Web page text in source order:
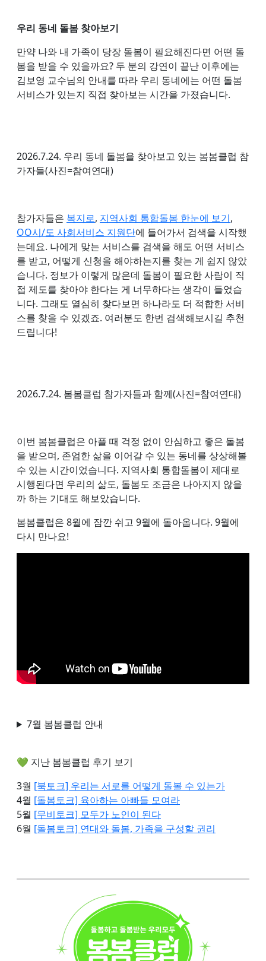
우리 동네 돌봄 찾아보기
만약 나와 내 가족이 당장 돌봄이 필요해진다면 어떤 돌
봄을 받을 수 있을까요? 두 분의 강연이 끝난 이후에는
김보영 교수님의 안내를 따라 우리 동네에는 어떤 돌봄
서비스가 있는지 직접 찾아보는 시간을 가졌습니다.
2026.7.24. 우리 동네 돌봄을 찾아보고 있는 봄봄클럽 참
가자들(사진=참여연대)
참가자들은 복지로, 지역사회 통합돌봄 한눈에 보기,
OO시/도 사회서비스 지원단에 들어가서 검색을 시작했
는데요. 나에게 맞는 서비스를 검색을 해도 어떤 서비스
를 받고, 어떻게 신청을 해야하는지를 찾는 게 쉽지 않았
습니다. 정보가 이렇게 많은데 돌봄이 필요한 사람이 직
접 제도를 찾아야 한다는 게 너무하다는 생각이 들었습
니다. 그래도 열심히 찾다보면 하나라도 더 적합한 서비
스를 찾을 수 있겠죠. 여러분도 한번 검색해보시길 추천
드립니다!
2026.7.24. 봄봄클럽 참가자들과 함께(사진=참여연대)
이번 봄봄클럽은 아플 때 걱정 없이 안심하고 좋은 돌봄
을 받으며, 존엄한 삶을 이어갈 수 있는 동네를 상상해볼
수 있는 시간이었습니다. 지역사회 통합돌봄이 제대로
시행된다면 우리의 삶도, 돌봄도 조금은 나아지지 않을
까 하는 기대도 해보았습니다.
봄봄클럽은 8월에 잠깐 쉬고 9월에 돌아옵니다. 9월에
다시 만나요!
7월 봄봄클럽 안내
💚 지난 봄봄클럽 후기 보기
3월 [북토크] 우리는 서로를 어떻게 돌볼 수 있는가
4월 [돌봄토크] 육아하는 아빠들 모여라
5월 [무비토크] 모두가 노인이 된다
6월 [돌봄토크] 연대와 돌봄, 가족을 구성할 권리